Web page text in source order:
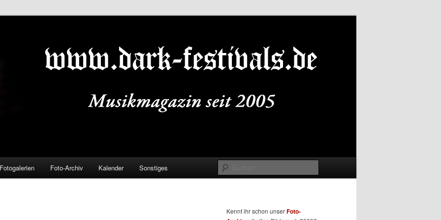
Fotogalerien Foto-Archiv Kalender Sonstiges
Kennt ihr schon unserFoto-